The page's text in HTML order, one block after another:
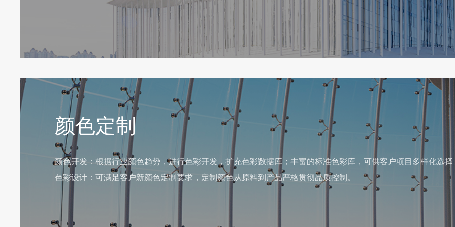
颜色定制
颜色开发：根据行业颜色趋势，进行色彩开发，扩充色彩数据库；丰富的标准色彩库，可供客户项目多样化选择
色彩设计：可满足客户新颜色定制要求，定制颜色从原料到产品严格贯彻品质控制。